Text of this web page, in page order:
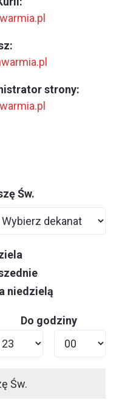
strony:
Św.
niedzielą
Do godziny
Św.